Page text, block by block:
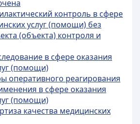
контроль в сфере
услуг (помощи) без
(объекта) контроля и
в сфере оказания
(помощи)
оперативного реагирования
в сфере оказания
(помощи)
качества медицинских